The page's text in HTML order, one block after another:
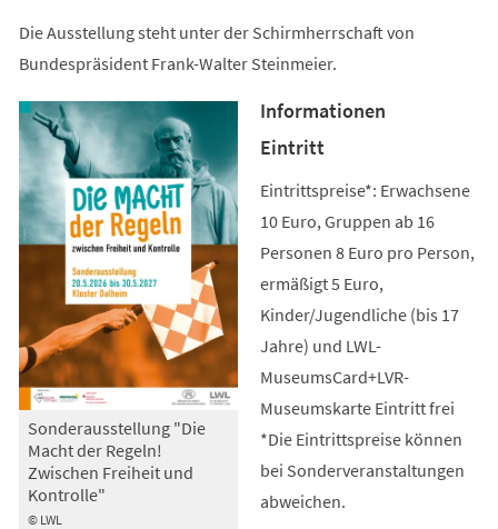
Die Ausstellung steht unter der Schirmherrschaft von
Bundespräsident Frank-Walter Steinmeier.
© LWL
Sonderausstellung "Die
Macht der Regeln!
Zwischen Freiheit und
Kontrolle"
Informationen
Eintritt
Eintrittspreise*: Erwachsene
10 Euro, Gruppen ab 16
Personen 8 Euro pro Person,
ermäßigt 5 Euro,
Kinder/Jugendliche (bis 17
Jahre) und LWL-
MuseumsCard+LVR-
Museumskarte Eintritt frei
*Die Eintrittspreise können
bei Sonderveranstaltungen
abweichen.